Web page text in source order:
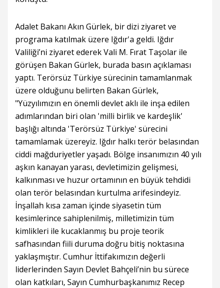
Adalet Bakanı Akın Gürlek, bir dizi ziyaret ve
programa katılmak üzere Iğdır'a geldi. Iğdır
Valiliği’ni ziyaret ederek Vali M. Fırat Taşolar ile
görüşen Bakan Gürlek, burada basın açıklaması
yaptı. Terörsüz Türkiye sürecinin tamamlanmak
üzere olduğunu belirten Bakan Gürlek,
"Yüzyılımızın en önemli devlet aklı ile inşa edilen
adımlarından biri olan 'milli birlik ve kardeşlik'
başlığı altında 'Terörsüz Türkiye' sürecini
tamamlamak üzereyiz. Iğdır halkı terör belasından
ciddi mağduriyetler yaşadı. Bölge insanımızın 40 yılı
aşkın kanayan yarası, devletimizin gelişmesi,
kalkınması ve huzur ortamının en büyük tehdidi
olan terör belasından kurtulma arifesindeyiz.
İnşallah kısa zaman içinde siyasetin tüm
kesimlerince sahiplenilmiş, milletimizin tüm
kimlikleri ile kucaklanmış bu proje teorik
safhasından fiili duruma doğru bitiş noktasına
yaklaşmıştır. Cumhur İttifakımızın değerli
liderlerinden Sayın Devlet Bahçeli’nin bu sürece
olan katkıları, Sayın Cumhurbaşkanımız Recep